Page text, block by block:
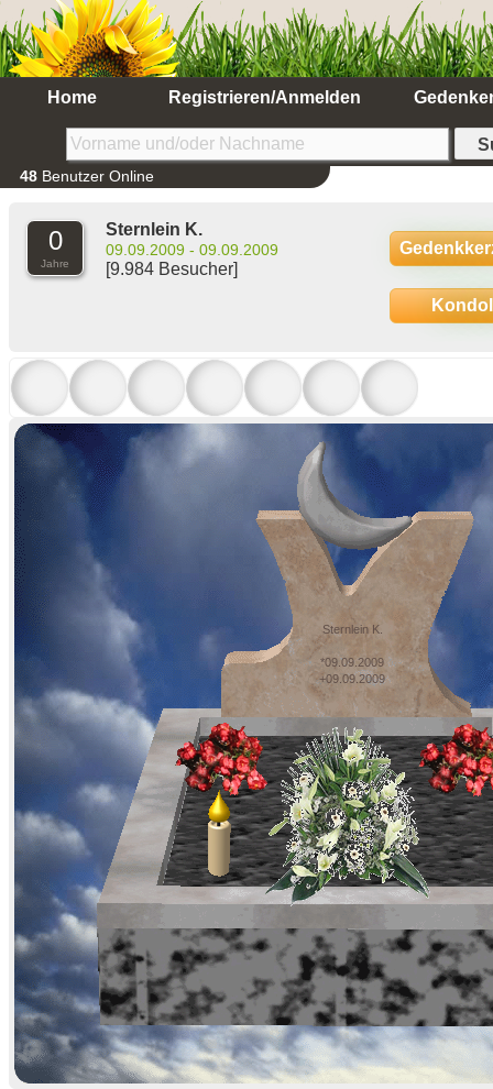
Home Registrieren/Anmelden
48 Benutzer Online
0
Jahre
Sternlein K.
09.09.2009 - 09.09.2009
[9.984 Besucher]
Sternlein K.
*09.09.2009
+09.09.2009